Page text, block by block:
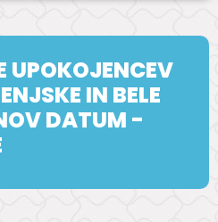
UPOKOJENCEV
IN BELE
DATUM -